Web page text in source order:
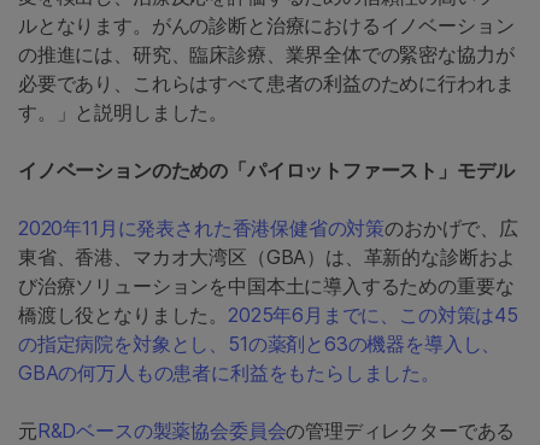
ルとなります。がんの診断と治療におけるイノベーション
の推進には、研究、臨床診療、業界全体での緊密な協力が
必要であり、これらはすべて患者の利益のために行われま
す。」と説明しました。
イノベーションのための「パイロットファースト」モデル
2020年11月に発表された香港保健省の対策のおかげで、広
東省、香港、マカオ大湾区（GBA）は、革新的な診断およ
び治療ソリューションを中国本土に導入するための重要な
橋渡し役となりました。2025年6月までに、この対策は45
の指定病院を対象とし、51の薬剤と63の機器を導入し、
GBAの何万人もの患者に利益をもたらしました。
元R&Dベースの製薬協会委員会の管理ディレクターである